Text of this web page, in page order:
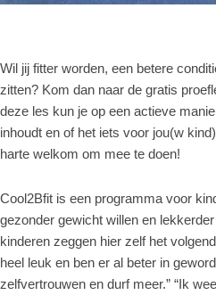
Wil jij fitter worden, een betere
zitten? Kom dan naar de gratis
deze les kun je op een actieve
inhoudt en of het iets voor jou(w
harte welkom om mee te doen!
Cool2Bfit is een programma voor
gezonder gewicht willen en
kinderen zeggen hier zelf het
heel leuk en ben er al beter in
zelfvertrouwen en durf meer.” “Ik